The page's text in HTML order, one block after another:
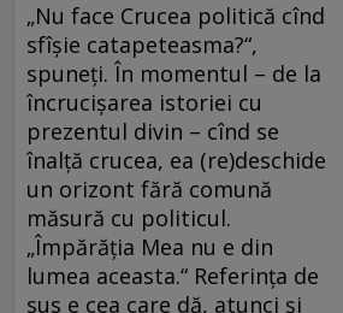
„Nu face Crucea politică cînd
sfîşie catapeteasma?“,
spuneţi. În momentul – de la
încrucişarea istoriei cu
prezentul divin – cînd se
înalţă crucea, ea (re)deschide
un orizont fără comună
măsură cu politicul.
„Împărăţia Mea nu e din
lumea aceasta.“ Referinţa de
sus e cea care dă, atunci şi